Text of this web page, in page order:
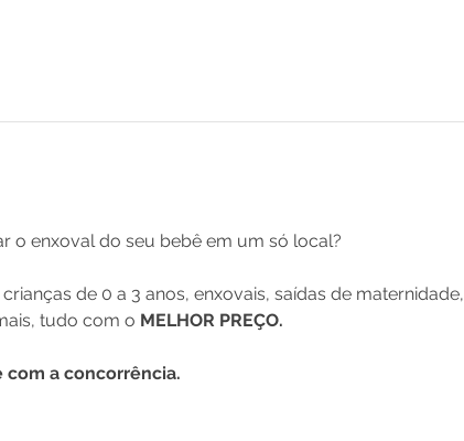
o enxoval do seu bebê em um só local?
de 0 a 3 anos, enxovais, saídas de maternidade,
tudo com o MELHOR PREÇO.
com a concorrência.